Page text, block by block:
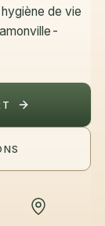
de vie